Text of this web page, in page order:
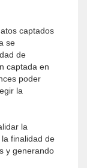
captados
se
de
captada en
poder
la
la
finalidad de
y generando